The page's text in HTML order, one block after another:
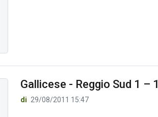
Gallicese - Reggio Sud 1 – 1
di 29/08/2011 15:47